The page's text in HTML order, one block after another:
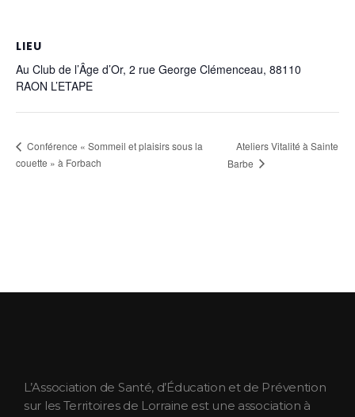
LIEU
Au Club de l’Âge d’Or, 2 rue George Clémenceau, 88110
RAON L’ETAPE
Conférence « Sommeil et plaisirs sous la
couette » à Forbach
Ateliers Vitalité à Sainte
Barbe
L’Association de Santé, d’Éducation et de Prévention
sur les Territoires de Lorraine est une association à